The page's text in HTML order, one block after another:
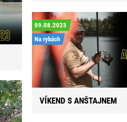
09.08.2023
Na rybách
VÍKEND S ANŠTAJNEM